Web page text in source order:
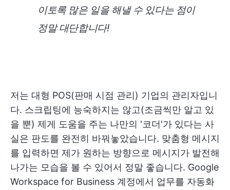
이토록 많은 일을 해낼 수 있다는 점이
정말 대단합니다!
저는 대형 POS(판매 시점 관리) 기업의 관리자입니
다. 스크립팅에 능숙하지는 않고(조금씩만 알고 있
을 뿐) 제게 도움을 주는 나만의 '코더'가 있다는 사
실은 판도를 완전히 바꿔놓았습니다. 맞춤형 메시지
를 입력하면 제가 원하는 방향으로 메시지가 발전해
나가는 모습을 볼 수 있어서 정말 좋습니다. Google
Workspace for Business 계정에서 업무를 자동화